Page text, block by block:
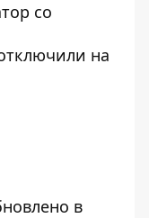
со
на
в